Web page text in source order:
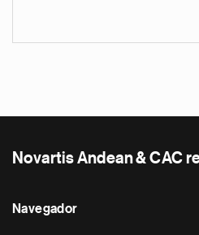
Novartis Andean & CAC
Navegador